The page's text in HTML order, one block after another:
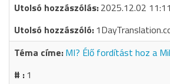
2025.12.02 11:11
MI? Élő fordítást hoz a
1